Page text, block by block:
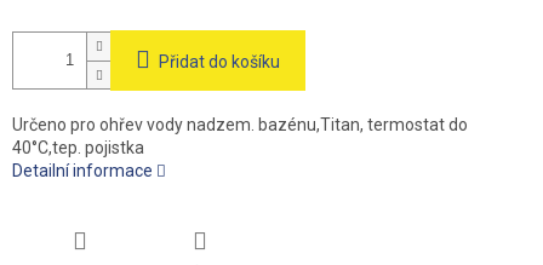
Přidat do košíku
Určeno pro ohřev vody nadzem. bazénu,Titan, termostat do
40°C,tep. pojistka
Detailní informace